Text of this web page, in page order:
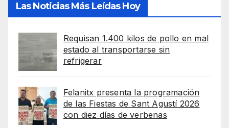
Las Noticias Más Leídas Hoy
Requisan 1.400 kilos de pollo en mal
estado al transportarse sin
refrigerar
Felanitx presenta la programación
de las Fiestas de Sant Agustí 2026
con diez días de verbenas